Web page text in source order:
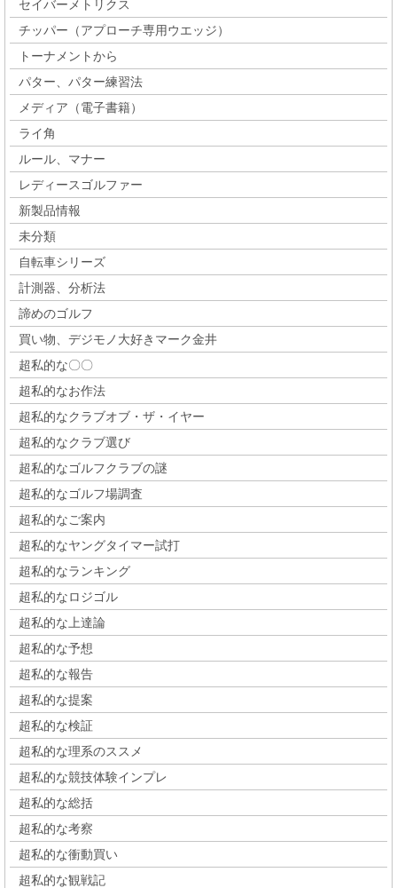
セイバーメトリクス
チッパー（アプローチ専用ウエッジ）
トーナメントから
パター、パター練習法
メディア（電子書籍）
ライ角
ルール、マナー
レディースゴルファー
新製品情報
未分類
自転車シリーズ
計測器、分析法
諦めのゴルフ
買い物、デジモノ大好きマーク金井
超私的な〇〇
超私的なお作法
超私的なクラブオブ・ザ・イヤー
超私的なクラブ選び
超私的なゴルフクラブの謎
超私的なゴルフ場調査
超私的なご案内
超私的なヤングタイマー試打
超私的なランキング
超私的なロジゴル
超私的な上達論
超私的な予想
超私的な報告
超私的な提案
超私的な検証
超私的な理系のススメ
超私的な競技体験インプレ
超私的な総括
超私的な考察
超私的な衝動買い
超私的な観戦記